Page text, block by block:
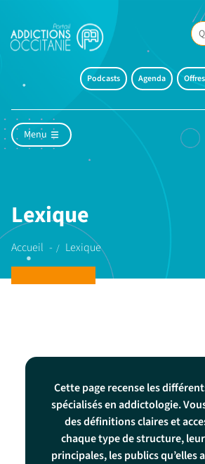
Podcasts Agenda
Menu
Lexique
Accueil Lexique
Cette page recense les
spécialisés en addictologie.
des définitions claires et
chaque type de structure,
principales, les publics qu’elles